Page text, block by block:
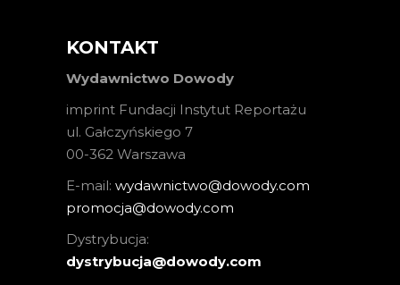
KONTAKT
Wydawnictwo Dowody
imprint Fundacji Instytut Reportażu
ul. Gałczyńskiego 7
00-362 Warszawa
E-mail: wydawnictwo@dowody.com
promocja@dowody.com
Dystrybucja:
dystrybucja@dowody.com